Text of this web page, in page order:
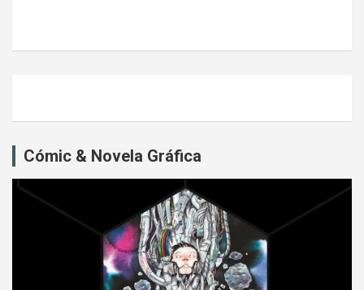
Cómic & Novela Gráfica